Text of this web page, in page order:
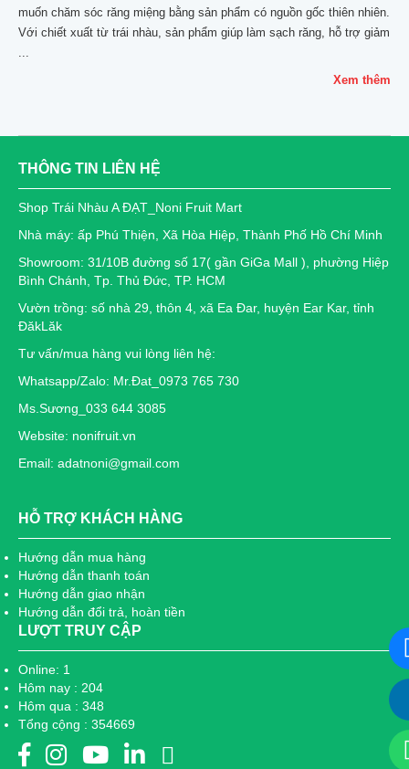
muốn chăm sóc răng miệng bằng sản phẩm có nguồn gốc thiên nhiên.
Với chiết xuất từ trái nhàu, sản phẩm giúp làm sạch răng, hỗ trợ giảm
...
Xem thêm
THÔNG TIN LIÊN HỆ
Shop Trái Nhàu A ĐẠT_Noni Fruit Mart
Nhà máy: ấp Phú Thiện, Xã Hòa Hiệp, Thành Phố Hồ Chí Minh
Showroom: 31/10B đường số 17( gần GiGa Mall ), phường Hiệp
Bình Chánh, Tp. Thủ Đức, TP. HCM
Vườn trồng: số nhà 29, thôn 4, xã Ea Đar, huyện Ear Kar, tỉnh
ĐăkLăk
Tư vấn/mua hàng vui lòng liên hệ:
Whatsapp/Zalo: Mr.Đat_0973 765 730
Ms.Sương_033 644 3085
Website: nonifruit.vn
Email: adatnoni@gmail.com
HỖ TRỢ KHÁCH HÀNG
Hướng dẫn mua hàng
Hướng dẫn thanh toán
Hướng dẫn giao nhận
Hướng dẫn đổi trả, hoàn tiền
LƯỢT TRUY CẬP
Online: 1
Hôm nay : 204
Hôm qua : 348
Tổng cộng : 354669